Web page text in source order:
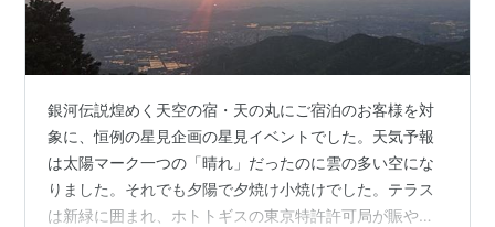
銀河伝説煌めく天空の宿・天の丸にご宿泊のお客様を対
象に、恒例の星見企画の星見イベントでした。天気予報
は太陽マーク一つの「晴れ」だったのに雲の多い空にな
りました。それでも夕陽で夕焼け小焼けでした。テラス
は新緑に囲まれ、ホトトギスの東京特許許可局が賑やか